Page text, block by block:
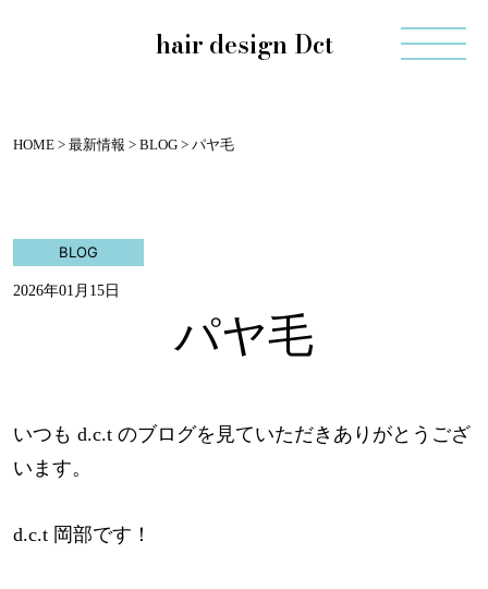
hair design Dct
HOME > 最新情報 > BLOG > パヤ毛
BLOG
2026年01月15日
パヤ毛
いつも d.c.t のブログを見ていただきありがとうござ
います。
d.c.t 岡部です！